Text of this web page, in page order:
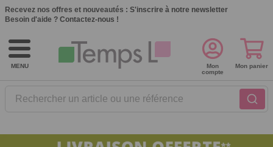
Recevez nos offres et nouveautés : S'inscrire à notre newsletter
Besoin d'aide ? Contactez-nous !
MENU
Rechercher un article ou une référence
Mon
compte
Mon panier